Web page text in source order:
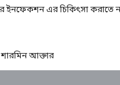
ইনফেকশন এর চিকিৎসা করাতে
শারমিন আক্তার